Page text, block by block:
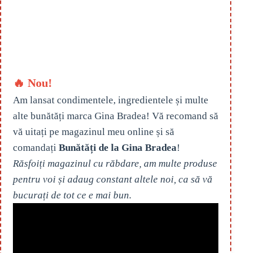
🔥 Nou!
Am lansat condimentele, ingredientele și multe
alte bunătăți marca Gina Bradea! Vă recomand să
vă uitați pe magazinul meu online și să
comandați Bunătăți de la Gina Bradea!
Răsfoiți magazinul cu răbdare, am multe produse
pentru voi și adaug constant altele noi, ca să vă
bucurați de tot ce e mai bun.